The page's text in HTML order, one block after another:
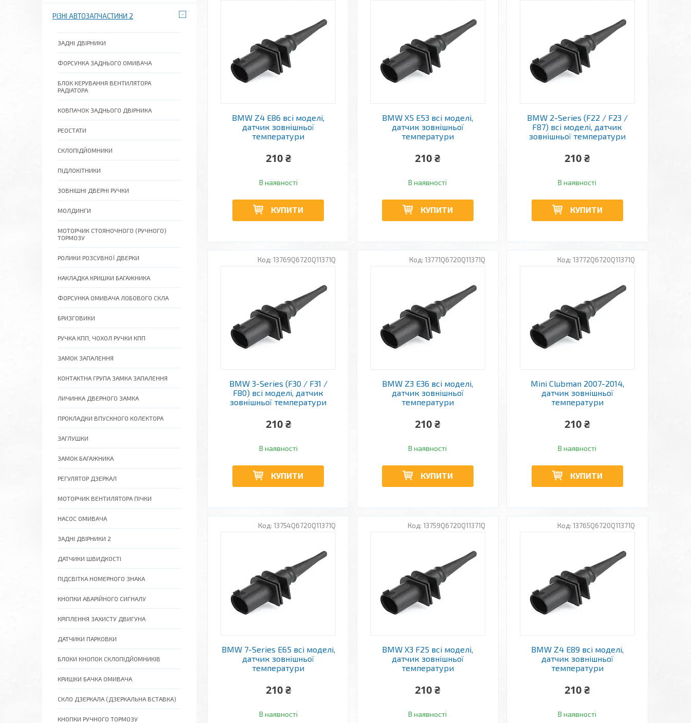
BMW Z4 E86 всі моделі,
датчик зовнішньої
температури
210 ₴
В наявності
КУПИТИ
BMW X5 E53 всі моделі,
датчик зовнішньої
температури
210 ₴
В наявності
КУПИТИ
BMW 2-Series (F22 / F23 /
F87) всі моделі, датчик
зовнішньої температури
210 ₴
В наявності
КУПИТИ
13769Q6720Q11371Q
BMW 3-Series (F30 / F31 /
F80) всі моделі, датчик
зовнішньої температури
210 ₴
В наявності
КУПИТИ
13771Q6720Q11371Q
BMW Z3 E36 всі моделі,
датчик зовнішньої
температури
210 ₴
В наявності
КУПИТИ
13772Q6720Q11371Q
Mini Clubman 2007-2014,
датчик зовнішньої
температури
210 ₴
В наявності
КУПИТИ
13754Q6720Q11371Q
BMW 7-Series E65 всі моделі,
датчик зовнішньої
температури
210 ₴
В наявності
13759Q6720Q11371Q
BMW X3 F25 всі моделі,
датчик зовнішньої
температури
210 ₴
В наявності
13765Q6720Q11371Q
BMW Z4 E89 всі моделі,
датчик зовнішньої
температури
210 ₴
В наявності
РІЗНІ АВТОЗАПЧАСТИНИ 2
ЗАДНІ ДВІРНИКИ
ФОРСУНКА ЗАДНЬОГО ОМИВАЧА
БЛОК КЕРУВАННЯ ВЕНТИЛЯТОРА
РАДІАТОРА
КОВПАЧОК ЗАДНЬОГО ДВІРНИКА
РЕОСТАТИ
СКЛОПІДЙОМНИКИ
ПІДЛОКІТНИКИ
ЗОВНІШНІ ДВЕРНІ РУЧКИ
МОЛДИНГИ
МОТОРЧИК СТОЯНОЧНОГО (РУЧНОГО)
ТОРМОЗУ
РОЛИКИ РОЗСУВНОЇ ДВЕРКИ
НАКЛАДКА КРИШКИ БАГАЖНИКА
ФОРСУНКА ОМИВАЧА ЛОБОВОГО СКЛА
БРИЗГОВИКИ
РУЧКА КПП, ЧОХОЛ РУЧКИ КПП
ЗАМОК ЗАПАЛЕННЯ
КОНТАКТНА ГРУПА ЗАМКА ЗАПАЛЕННЯ
ЛИЧИНКА ДВЕРНОГО ЗАМКА
ПРОКЛАДКИ ВПУСКНОГО КОЛЕКТОРА
ЗАГЛУШКИ
ЗАМОК БАГАЖНИКА
РЕГУЛЯТОР ДЗЕРКАЛ
МОТОРЧИК ВЕНТИЛЯТОРА ПІЧКИ
НАСОС ОМИВАЧА
ЗАДНІ ДВІРНИКИ 2
ДАТЧИКИ ШВИДКОСТІ
ПІДСВІТКА НОМЕРНОГО ЗНАКА
КНОПКИ АВАРІЙНОГО СИГНАЛУ
КРІПЛЕННЯ ЗАХИСТУ ДВИГУНА
ДАТЧИКИ ПАРКОВКИ
БЛОКИ КНОПОК СКЛОПІДЙОМНИКІВ
КРИШКИ БАЧКА ОМИВАЧА
СКЛО ДЗЕРКАЛА (ДЗЕРКАЛЬНА ВСТАВКА)
КНОПКИ РУЧНОГО ТОРМОЗУ